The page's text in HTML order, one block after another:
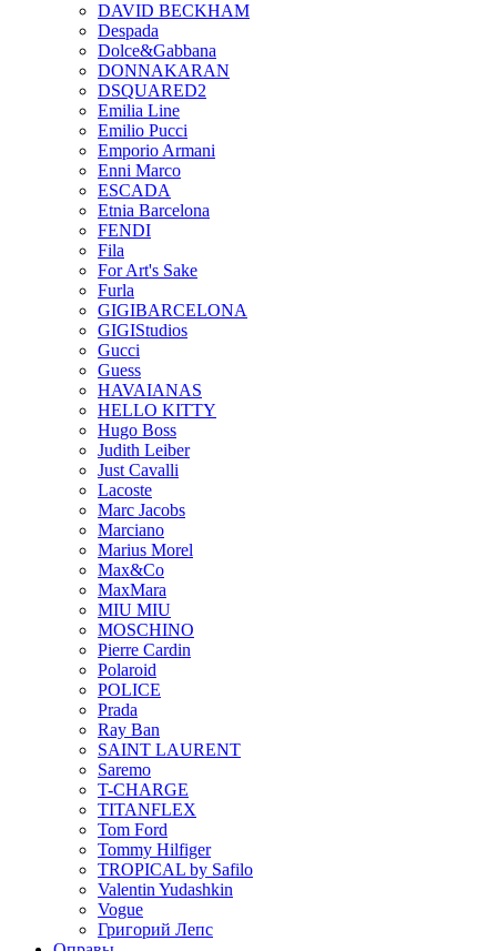
DAVID BECKHAM
Despada
Dolce&Gabbana
DONNAKARAN
DSQUARED2
Emilia Line
Emilio Pucci
Emporio Armani
Enni Marco
ESCADA
Etnia Barcelona
FENDI
Fila
For Art's Sake
Furla
GIGIBARCELONA
GIGIStudios
Gucci
Guess
HAVAIANAS
HELLO KITTY
Hugo Boss
Judith Leiber
Just Cavalli
Lacoste
Marc Jacobs
Marciano
Marius Morel
Max&Co
MaxMara
MIU MIU
MOSCHINO
Pierre Cardin
Polaroid
POLICE
Prada
Ray Ban
SAINT LAURENT
Saremo
T-CHARGE
TITANFLEX
Tom Ford
Tommy Hilfiger
TROPICAL by Safilo
Valentin Yudashkin
Vogue
Григорий Лепс